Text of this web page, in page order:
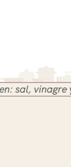
vinagre y